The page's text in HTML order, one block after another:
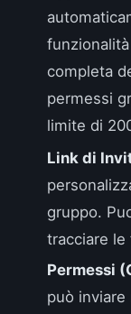
completa
permessi
limite di
Link di
gruppo.
tracciare
Permessi
può inviare